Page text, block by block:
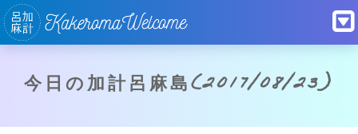
今日の加計呂麻島(2017/08/23)